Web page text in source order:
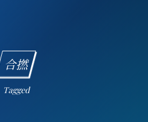
合撚
Tagged